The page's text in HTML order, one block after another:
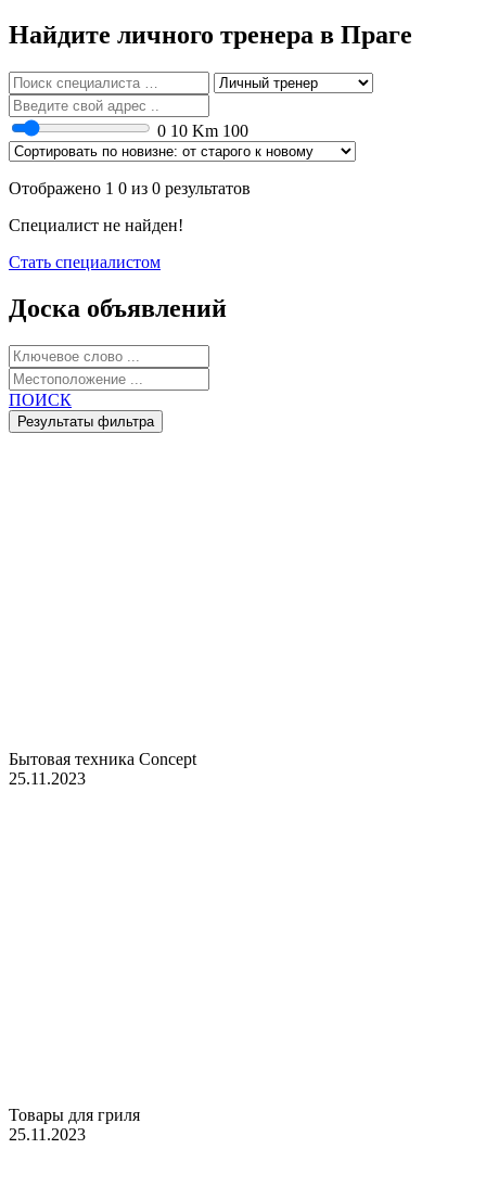
Найдите личного тренера в Праге
0 10 Km 100
Отображено 1 0 из 0 результатов
Специалист не найден!
Стать специалистом
Доска объявлений
ПОИСК
Бытовая техника Concept
25.11.2023
Товары для гриля
25.11.2023